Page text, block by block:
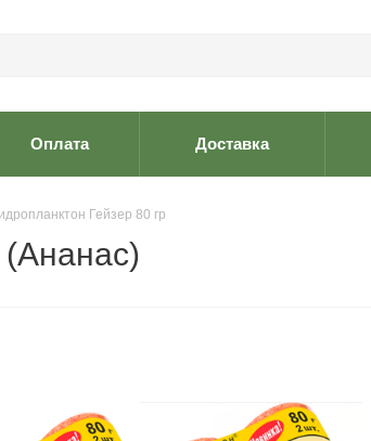
Оплата Доставка
Гейзер 80 гр
(Ананас)